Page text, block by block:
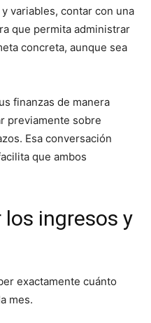
variables, contar con una
que permita administrar
concreta, aunque sea
finanzas de manera
previamente sobre
Esa conversación
que ambos
los ingresos y
exactamente cuánto
mes.